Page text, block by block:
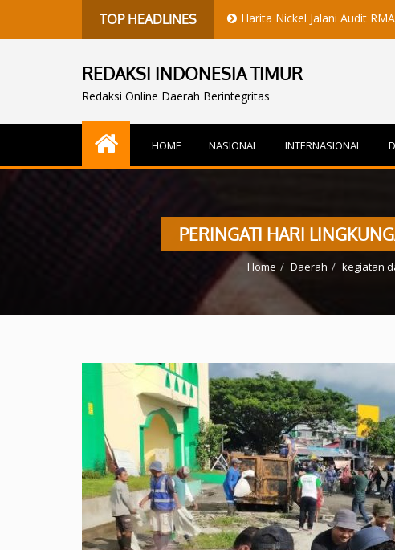
TOP HEADLINESHarita Nickel Jalani Audit RMAP+, Apa
REDAKSI INDONESIA TIMUR
Redaksi Online Daerah Berintegritas
HOME NASIONAL INTERNASIONAL
PERINGATI HARI
Home Daerah kegiatan